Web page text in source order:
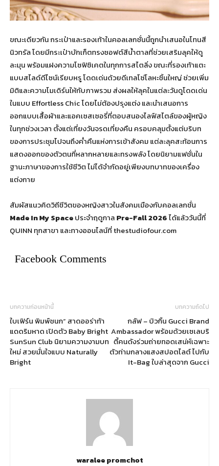
ขณะเดียวกัน กระเป๋าและรองเท้าในคอลเลกชั่นนี้ถูกนำเสนอในโทนสี
นิวทรัล โดยมีกระเป๋าบักเก็ตทรงซอฟต์สีน้ำตาลที่ช่วยเสริมลุคให้ดู
ละมุน พร้อมแฝงความโซฟิซิเคตในทุกการสไตลิ่ง ขณะที่รองเท้าแตะ
แบบสไลด์ดีไซน์เรียบหรู โดดเด่นด้วยดีเทลโซ่โลหะชิ้นใหญ่ ช่วยเพิ่ม
มิติและความโมเดิร์นให้กับภาพรวม ส่งผลให้ลุคในแต่ละวันดูโดดเด่น
ในแบบ Effortless Chic โดยไม่ต้องปรุงแต่ง และนำเสนอการ
ออกแบบเสื้อผ้าและแอคเซสเซอรี่ที่ตอบสนองไลฟ์สไตล์ของผู้หญิง
ในทุกช่วงเวลา ตั้งแต่เที่ยงวันจรดเที่ยงคืน ครอบคลุมตั้งแต่บริบท
ของการประชุมไปจนถึงค่ำคืนแห่งการเข้าสังคม แต่ละลุคสะท้อนการ
แสดงออกของตัวตนที่หลากหลายและทรงพลัง โดยนิยามแฟชั่นใน
ฐานะภาษาของการใช้ชีวิต ไม่ได้จำกัดอยู่เพียงบทบาทของเครื่อง
แต่งกาย
สัมผัสแนวคิดวิถีชีวิตของหญิงสาวในสังคมเมืองกับคอลเลกชั่น
Made In My Spaceประจำฤดูกาล Pre-Fall 2026ได้แล้ววันนี้ที่
QUINN ทุกสาขา และทางออนไลน์ที่ thestudiofour.com
Facebook Comments
บทความก่อนหน้านี้
ใบเฟิร์น พิมพ์ชนก” สาดออร่าท้า
แดดริมหาด เปิดตัว Baby Bright
SunSun Club นิยามความงามบท
ใหม่ สวยมั่นใจแบบ Naturally
Bright
บทความถัดไป
กลัฟ – บิวกิ้น Gucci Brand
Ambassador พร้อมด้วยเซเลบริ
ตี้คนดังร่วมถ่ายทอดเสน่ห์เฉพาะ
ตัวท่ามกลางแสงสปอตไลต์ ไปกับ
It-Bag ใบล่าสุดจาก Gucci
waralee promchot